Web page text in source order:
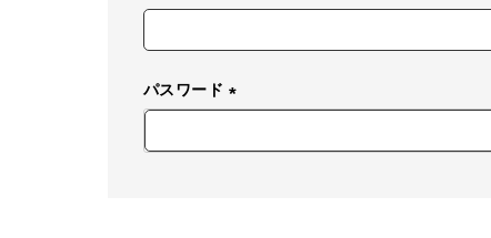
必
パスワード
必